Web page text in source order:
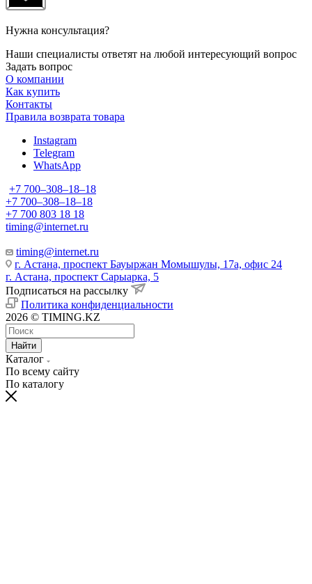
Нужна консультация?
Наши специалисты ответят на любой интересующий вопрос
Задать вопрос
О компании
Как купить
Контакты
Правила возврата товара
Instagram
Telegram
WhatsApp
+7 700‒308‒18‒18
+7 700‒308‒18‒18
+7 700 803 18 18
timing@internet.ru
timing@internet.ru
г. Астана, проспект Бауыржан Момышулы, 17а, офис 24
г. Астана, проспект Сарыарка, 5
Подписаться на рассылку
Политика конфиденциальности
2026 © TIMING.KZ
Найти
Каталог
По всему сайту
По каталогу